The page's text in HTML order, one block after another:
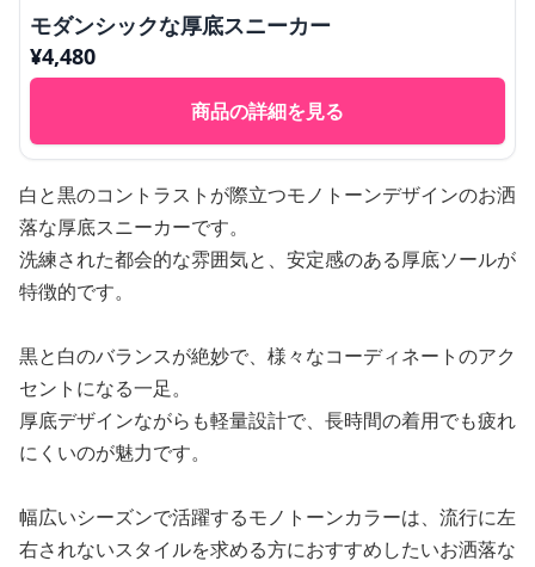
モダンシックな厚底スニーカー
¥4,480
商品の詳細を見る
白と黒のコントラストが際立つモノトーンデザインのお洒
落な厚底スニーカーです。
洗練された都会的な雰囲気と、安定感のある厚底ソールが
特徴的です。
黒と白のバランスが絶妙で、様々なコーディネートのアク
セントになる一足。
厚底デザインながらも軽量設計で、長時間の着用でも疲れ
にくいのが魅力です。
幅広いシーズンで活躍するモノトーンカラーは、流行に左
右されないスタイルを求める方におすすめしたいお洒落な